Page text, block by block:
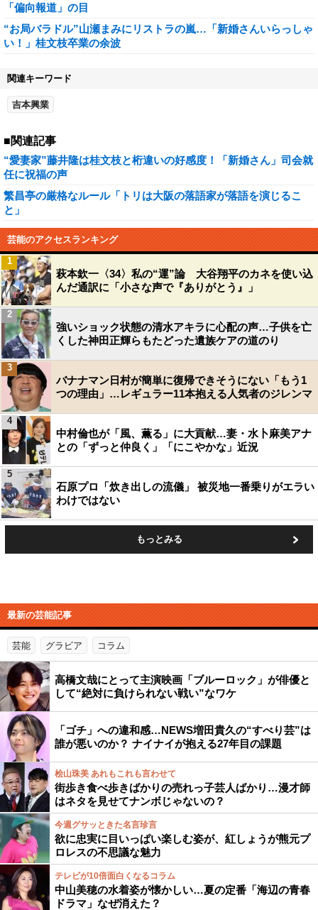
「偏向報道」の目
“お局バラドル”山瀬まみにリストラの嵐…「新婚さんいらっしゃ
い！」桂文枝卒業の余波
関連キーワード
吉本興業
■関連記事
“愛妻家”藤井隆は桂文枝と桁違いの好感度！「新婚さん」司会就
任に祝福の声
繁昌亭の厳格なルール「トリは大阪の落語家が落語を演じるこ
と」
芸能のアクセスランキング
萩本欽一〈34〉私の“運”論 大谷翔平のカネを使い込
んだ通訳に「小さな声で『ありがとう』」
1
強いショック状態の清水アキラに心配の声…子供を亡
くした神田正輝らもたどった遺族ケアの道のり
2
バナナマン日村が簡単に復帰できそうにない「もう1
つの理由」…レギュラー11本抱える人気者のジレンマ
3
中村倫也が「風、薫る」に大貢献…妻・水卜麻美アナ
との「ずっと仲良く」「にこやかな」近況
4
石原プロ「炊き出しの流儀」 被災地一番乗りがエラい
わけではない
5
もっとみる
最新の芸能記事
芸能 グラビア コラム
高橋文哉にとって主演映画「ブルーロック」が俳優と
して“絶対に負けられない戦い”なワケ
「ゴチ」への違和感…NEWS増田貴久の“すべり芸”は
誰が悪いのか？ ナイナイが抱える27年目の課題
桧山珠美 あれもこれも言わせて
街歩き食べ歩きばかりの売れっ子芸人ばかり…漫才師
はネタを見せてナンボじゃないの？
今週グサッときた名言珍言
欲に忠実に目いっぱい楽しむ姿が、紅しょうが熊元プ
ロレスの不思議な魅力
テレビが10倍面白くなるコラム
中山美穂の水着姿が懐かしい…夏の定番「海辺の青春
ドラマ」なぜ消えた？